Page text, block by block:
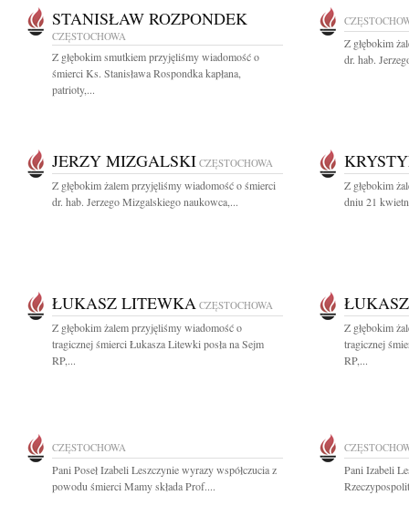
STANISŁAW ROZPONDEK
CZĘSTOCHOWA
Z głębokim smutkiem przyjęliśmy wiadomość o
śmierci Ks. Stanisława Rospondka kapłana,
patrioty,...
Z głębokim
dr. hab.
JERZY MIZGALSKI CZĘSTOCHOWA
Z głębokim żalem przyjęliśmy wiadomość o śmierci
dr. hab. Jerzego Mizgalskiego naukowca,...
Z głębokim
dniu 21
ŁUKASZ LITEWKA CZĘSTOCHOWA
Z głębokim żalem przyjęliśmy wiadomość o
tragicznej śmierci Łukasza Litewki posła na Sejm
RP,...
Z głębokim
tragicznej
RP,...
CZĘSTOCHOWA
Pani Poseł Izabeli Leszczynie wyrazy współczucia z
powodu śmierci Mamy składa Prof....
Pani Izabeli